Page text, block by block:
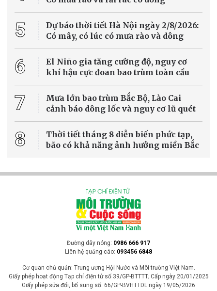
Các đợt nắng nóng kéo dài tại châu Âu đang khiến mực nước trên
nhiều con sông lớn giảm xuống mức rất thấp, gây ảnh hưởng
nghiêm trọng đến hoạt động vận tải, sản xuất năng lượng và chuỗi
cung ứng, đồng thời đặt ra thách thức lớn trong thích ứng với biến
đổi khí hậu.